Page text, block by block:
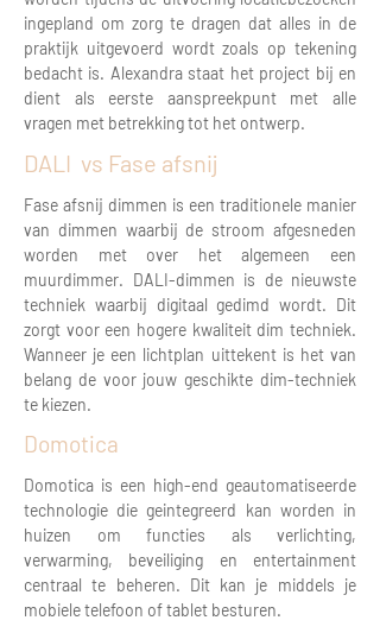
ingepland om zorg te dragen dat alles in de
praktijk uitgevoerd wordt zoals op tekening
bedacht is. Alexandra staat het project bij en
dient als eerste aanspreekpunt met alle
vragen met betrekking tot het ontwerp.
DALI vs Fase afsnij
Fase afsnij dimmen is een traditionele manier
van dimmen waarbij de stroom afgesneden
worden met over het algemeen een
muurdimmer. DALI-dimmen is de nieuwste
techniek waarbij digitaal gedimd wordt. Dit
zorgt voor een hogere kwaliteit dim techniek.
Wanneer je een lichtplan uittekent is het van
belang de voor jouw geschikte dim-techniek
te kiezen.
Domotica
Domotica is een high-end geautomatiseerde
technologie die geintegreerd kan worden in
huizen om functies als verlichting,
verwarming, beveiliging en entertainment
centraal te beheren. Dit kan je middels je
mobiele telefoon of tablet besturen.